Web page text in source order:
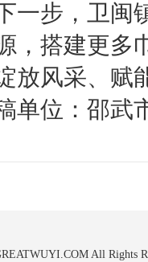
一步，卫闽
，搭建更多
放风采、赋
单位：邵武
All Rights